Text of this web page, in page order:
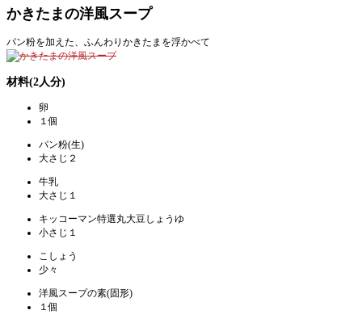
かきたまの洋風スープ
パン粉を加えた、ふんわりかきたまを浮かべて
材料(2人分)
卵
１個
パン粉(生)
大さじ２
牛乳
大さじ１
キッコーマン特選丸大豆しょうゆ
小さじ１
こしょう
少々
洋風スープの素(固形)
１個